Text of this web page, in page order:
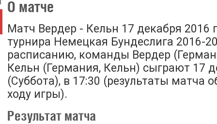
О матче
Матч Вердер - Кельн 17 декабря 2016
турнира Немецкая Бундеслига 2016-
расписанию, команды Вердер
Кельн (Германия, Кельн) сыграют 17
(Суббота), в 17:30 (результаты матча
ходу игры).
Результат матча